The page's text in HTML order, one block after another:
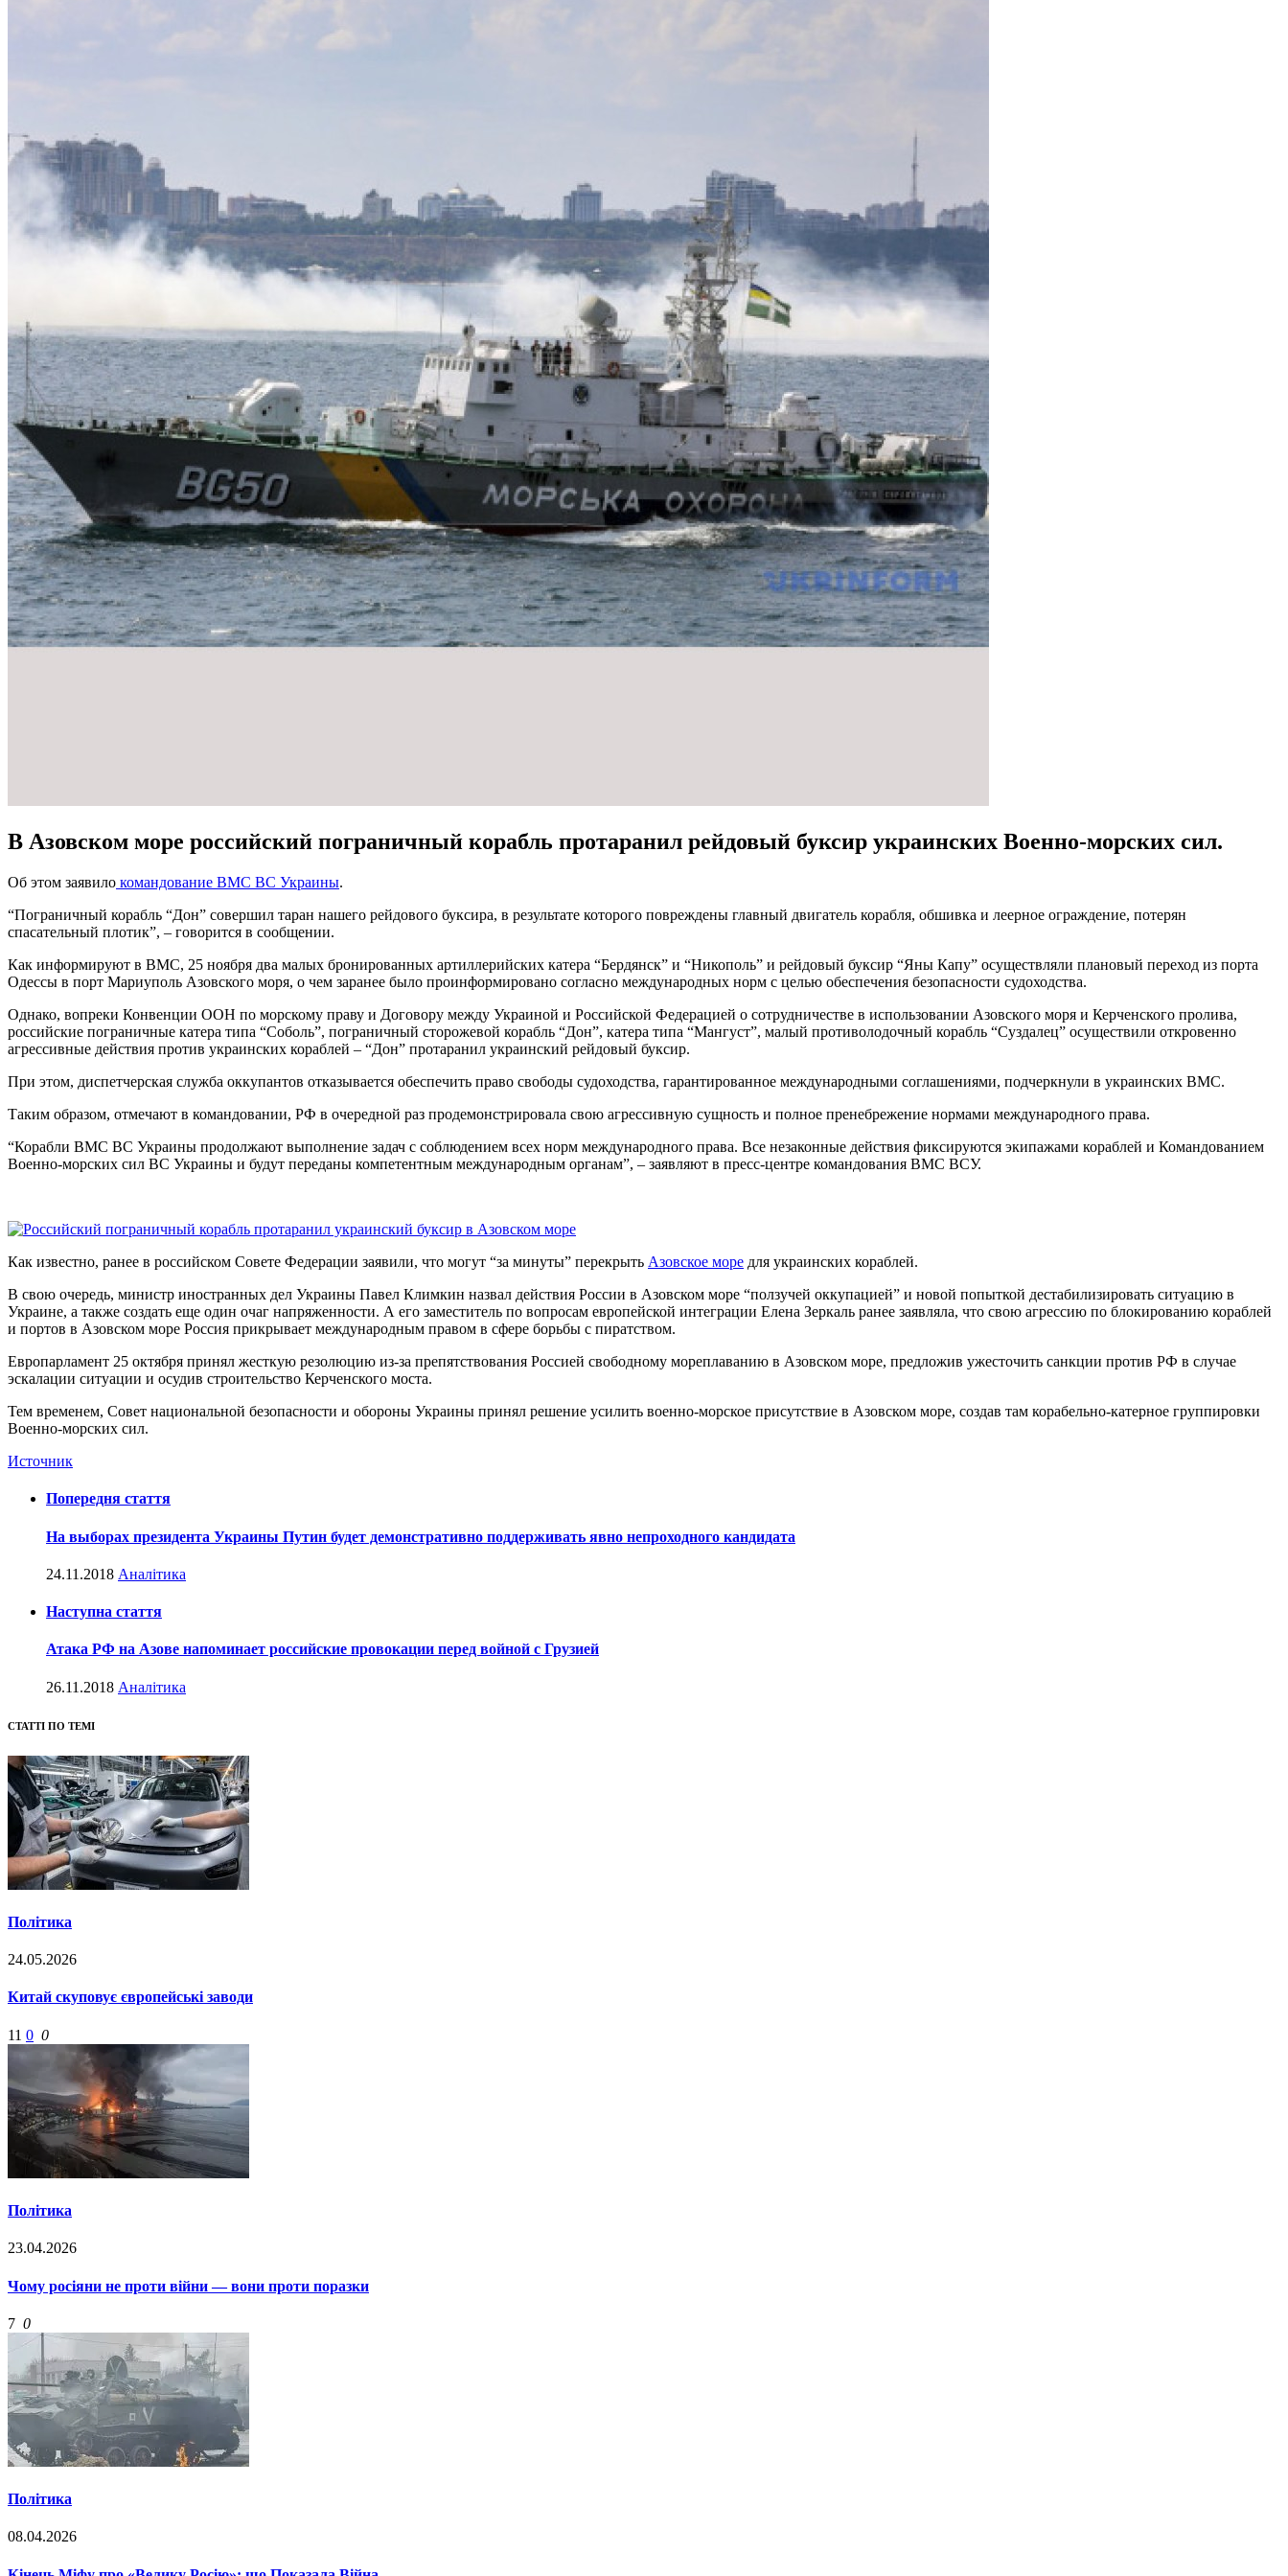
В Азовском море российский пограничный корабль протаранил рейдовый буксир украинских Военно-морских сил.
Об этом заявило командование ВМС ВС Украины.
“Пограничный корабль “Дон” совершил таран нашего рейдового буксира, в результате которого повреждены главный двигатель корабля, обшивка и леерное ограждение, потерян
спасательный плотик”, – говорится в сообщении.
Как информируют в ВМС, 25 ноября два малых бронированных артиллерийских катера “Бердянск” и “Никополь” и рейдовый буксир “Яны Капу” осуществляли плановый переход из порта
Одессы в порт Мариуполь Азовского моря, о чем заранее было проинформировано согласно международных норм с целью обеспечения безопасности судоходства.
Однако, вопреки Конвенции ООН по морскому праву и Договору между Украиной и Российской Федерацией о сотрудничестве в использовании Азовского моря и Керченского пролива,
российские пограничные катера типа “Соболь”, пограничный сторожевой корабль “Дон”, катера типа “Мангуст”, малый противолодочный корабль “Суздалец” осуществили откровенно
агрессивные действия против украинских кораблей – “Дон” протаранил украинский рейдовый буксир.
При этом, диспетчерская служба оккупантов отказывается обеспечить право свободы судоходства, гарантированное международными соглашениями, подчеркнули в украинских ВМС.
Таким образом, отмечают в командовании, РФ в очередной раз продемонстрировала свою агрессивную сущность и полное пренебрежение нормами международного права.
“Корабли ВМС ВС Украины продолжают выполнение задач с соблюдением всех норм международного права. Все незаконные действия фиксируются экипажами кораблей и Командованием
Военно-морских сил ВС Украины и будут переданы компетентным международным органам”, – заявляют в пресс-центре командования ВМС ВСУ.
Как известно, ранее в российском Совете Федерации заявили, что могут “за минуты” перекрыть Азовское море для украинских кораблей.
В свою очередь, министр иностранных дел Украины Павел Климкин назвал действия России в Азовском море “ползучей оккупацией” и новой попыткой дестабилизировать ситуацию в
Украине, а также создать еще один очаг напряженности. А его заместитель по вопросам европейской интеграции Елена Зеркаль ранее заявляла, что свою агрессию по блокированию кораблей
и портов в Азовском море Россия прикрывает международным правом в сфере борьбы с пиратством.
Европарламент 25 октября принял жесткую резолюцию из-за препятствования Россией свободному мореплаванию в Азовском море, предложив ужесточить санкции против РФ в случае
эскалации ситуации и осудив строительство Керченского моста.
Тем временем, Совет национальной безопасности и обороны Украины принял решение усилить военно-морское присутствие в Азовском море, создав там корабельно-катерное группировки
Военно-морских сил.
Источник
Попередня стаття
На выборах президента Украины Путин будет демонстративно поддерживать явно непроходного кандидата
24.11.2018 Аналітика
Наступна стаття
Атака РФ на Азове напоминает российские провокации перед войной с Грузией
26.11.2018 Аналітика
СТАТТІ ПО ТЕМІ
Політика
24.05.2026
Китай скуповує європейські заводи
11 0 0
Політика
23.04.2026
Чому росіяни не проти війни — вони проти поразки
7 0
Політика
08.04.2026